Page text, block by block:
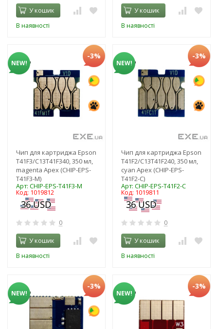
У кошик
В наявності
У кошик
В наявності
NEW!
-3%
Чип для картриджа Epson
T41F3/C13T41F340, 350 мл,
magenta Apex (CHIP-EPS-
T41F3-M)
Арт: CHIP-EPS-T41F3-M
Код: 1019812
0
У кошик
В наявності
NEW!
-3%
Чип для картриджа Epson
T41F2/C13T41F240, 350 мл,
cyan Apex (CHIP-EPS-
T41F2-C)
Арт: CHIP-EPS-T41F2-C
Код: 1019811
0
У кошик
В наявності
NEW!
-3%
NEW!
-3%